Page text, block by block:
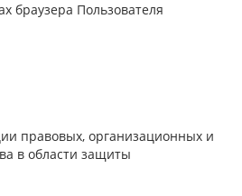
браузера Пользователя
правовых, организационных и
в области защиты